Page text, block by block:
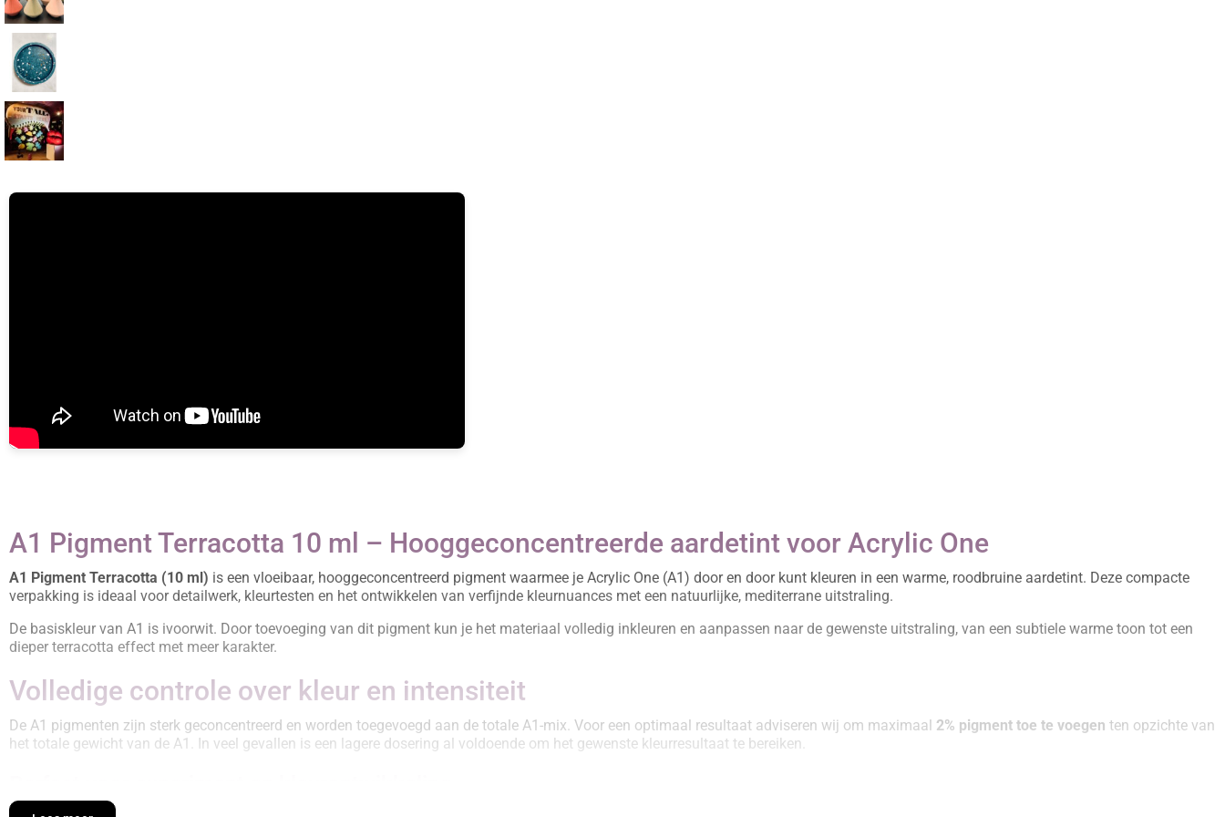
A1 Pigment Terracotta 10 ml – Hooggeconcentreerde aardetint voor Acrylic One
A1 Pigment Terracotta (10 ml) is een vloeibaar, hooggeconcentreerd pigment waarmee je Acrylic One (A1) door en door kunt kleuren in een warme, roodbruine aardetint. Deze compacte
verpakking is ideaal voor detailwerk, kleurtesten en het ontwikkelen van verfijnde kleurnuances met een natuurlijke, mediterrane uitstraling.
De basiskleur van A1 is ivoorwit. Door toevoeging van dit pigment kun je het materiaal volledig inkleuren en aanpassen naar de gewenste uitstraling, van een subtiele warme toon tot een
dieper terracotta effect met meer karakter.
Volledige controle over kleur en intensiteit
De A1 pigmenten zijn sterk geconcentreerd en worden toegevoegd aan de totale A1-mix. Voor een optimaal resultaat adviseren wij om maximaal 2% pigment toe te voegen ten opzichte van
het totale gewicht van de A1. In veel gevallen is een lagere dosering al voldoende om het gewenste kleurresultaat te bereiken.